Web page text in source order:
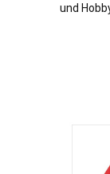
und